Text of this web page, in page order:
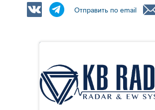
Отправить по email